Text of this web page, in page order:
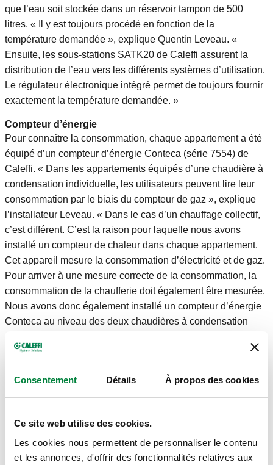
Consentement Détails À propos des cookies
Ce site web utilise des cookies.
Les cookies nous permettent de personnaliser le contenu
et les annonces, d'offrir des fonctionnalités relatives aux
que l’eau soit stockée dans un réservoir tampon de 500
litres. « Il y est toujours procédé en fonction de la
température demandée », explique Quentin Leveau. «
Ensuite, les sous-stations SATK20 de Caleffi assurent la
distribution de l’eau vers les différents systèmes d’utilisation.
Le régulateur électronique intégré permet de toujours fournir
exactement la température demandée. »
Compteur d’énergie
Pour connaître la consommation, chaque appartement a été
équipé d’un compteur d’énergie Conteca (série 7554) de
Caleffi. « Dans les appartements équipés d’une chaudière à
condensation individuelle, les utilisateurs peuvent lire leur
consommation par le biais du compteur de gaz », explique
l’installateur Leveau. « Dans le cas d’un chauffage collectif,
c’est différent. C’est la raison pour laquelle nous avons
installé un compteur de chaleur dans chaque appartement.
Cet appareil mesure la consommation d’électricité et de gaz.
Pour arriver à une mesure correcte de la consommation, la
consommation de la chaufferie doit également être mesurée.
Nous avons donc également installé un compteur d’énergie
Conteca au niveau des deux chaudières à condensation
« Nous avons aussi installé des stabilisateurs de débit
Leveau. « Chaque appartement est équipé d’un stabilisateur
vers le ballon d’eau chaude. » En guise de système